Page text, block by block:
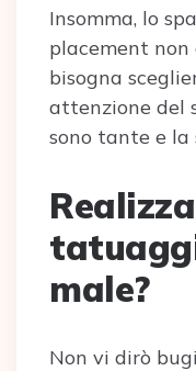
Insomma, lo
placement non
bisogna
attenzione del
sono tante e la
male?
Non vi dirò